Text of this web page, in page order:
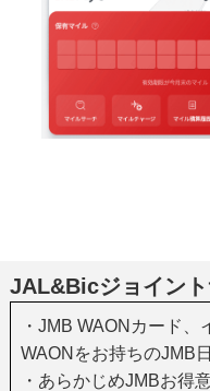
JAL&Bicジョイン
・JMB WAONカード
WAONをお持ちのJMB
・あらかじめJMBお得